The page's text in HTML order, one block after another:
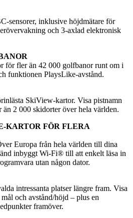
sensorer, inklusive höjdmätare för
och 3-axlad elektronisk
för fler än 42 000 golfbanor runt om i
funktionen PlaysLike-avstånd.
SkiView-kartor. Visa pistnamn
2 000 skidorter över hela världen.
KARTOR FÖR FLERA
Europa från hela världen till dina
inbyggt Wi-Fi® till att enkelt läsa in
utan någon dator.
intressanta platser längre fram. Visa
och avstånd/höjd – plus en
framöver.